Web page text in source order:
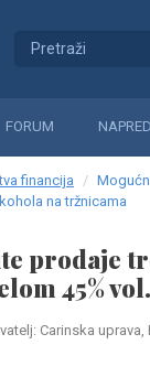
FORUM
financija
na tržnicama
prodaje
45%
Carinska